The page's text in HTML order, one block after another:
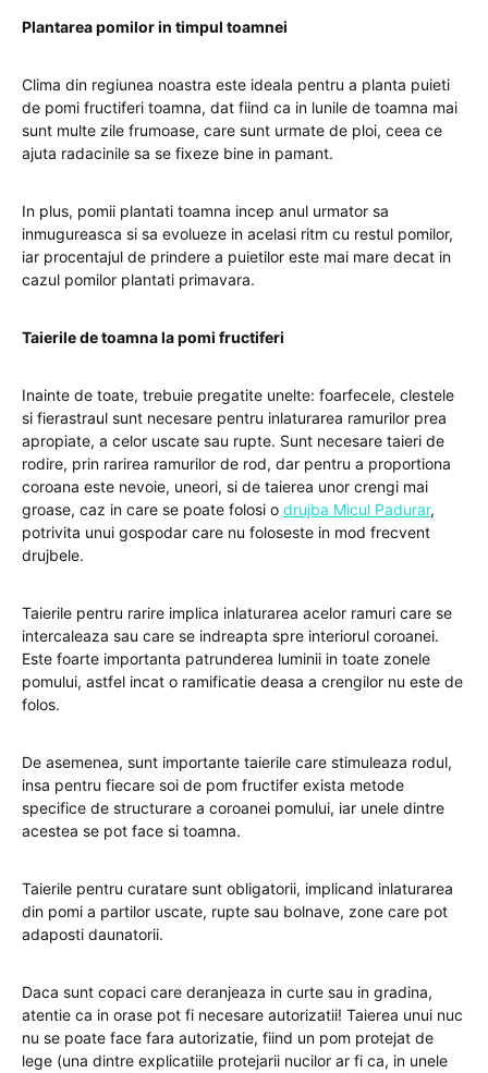
Plantarea pomilor in timpul toamnei
Clima din regiunea noastra este ideala pentru a planta puieti
de pomi fructiferi toamna, dat fiind ca in lunile de toamna mai
sunt multe zile frumoase, care sunt urmate de ploi, ceea ce
ajuta radacinile sa se fixeze bine in pamant.
In plus, pomii plantati toamna incep anul urmator sa
inmugureasca si sa evolueze in acelasi ritm cu restul pomilor,
iar procentajul de prindere a puietilor este mai mare decat in
cazul pomilor plantati primavara.
Taierile de toamna la pomi fructiferi
Inainte de toate, trebuie pregatite unelte: foarfecele, clestele
si fierastraul sunt necesare pentru inlaturarea ramurilor prea
apropiate, a celor uscate sau rupte. Sunt necesare taieri de
rodire, prin rarirea ramurilor de rod, dar pentru a proportiona
coroana este nevoie, uneori, si de taierea unor crengi mai
groase, caz in care se poate folosi o drujba Micul Padurar,
potrivita unui gospodar care nu foloseste in mod frecvent
drujbele.
Taierile pentru rarire implica inlaturarea acelor ramuri care se
intercaleaza sau care se indreapta spre interiorul coroanei.
Este foarte importanta patrunderea luminii in toate zonele
pomului, astfel incat o ramificatie deasa a crengilor nu este de
folos.
De asemenea, sunt importante taierile care stimuleaza rodul,
insa pentru fiecare soi de pom fructifer exista metode
specifice de structurare a coroanei pomului, iar unele dintre
acestea se pot face si toamna.
Taierile pentru curatare sunt obligatorii, implicand inlaturarea
din pomi a partilor uscate, rupte sau bolnave, zone care pot
adaposti daunatorii.
Daca sunt copaci care deranjeaza in curte sau in gradina,
atentie ca in orase pot fi necesare autorizatii! Taierea unui nuc
nu se poate face fara autorizatie, fiind un pom protejat de
lege (una dintre explicatiile protejarii nucilor ar fi ca, in unele